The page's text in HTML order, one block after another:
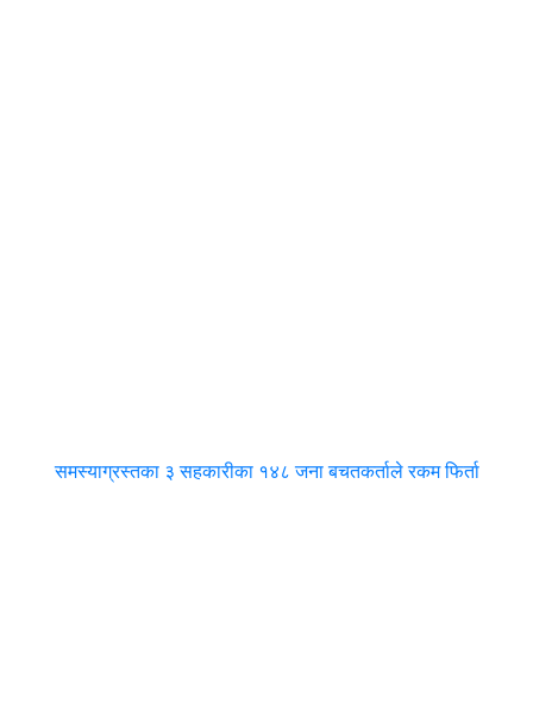
समस्याग्रस्तका ३ सहकारीका १४८ जना बचतकर्ताले रकम फिर्ता